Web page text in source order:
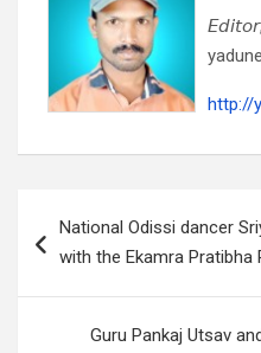
http://
navigation
National Odissi dancer
with the Ekamra Pratibha
Guru Pankaj Utsav